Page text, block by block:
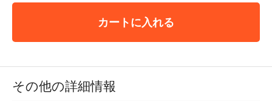
カートに入れる
その他の詳細情報